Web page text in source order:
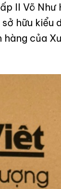
II Võ Như
sở hữu kiểu
của